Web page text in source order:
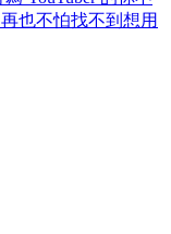
也不怕找不到想用